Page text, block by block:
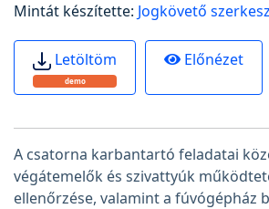
Mintát készítette: Jogkövető
Letöltöm
demo
Előnézet
A csatorna karbantartó feladatai
végátemelők és szivattyúk
ellenőrzése, valamint a fúvógépház